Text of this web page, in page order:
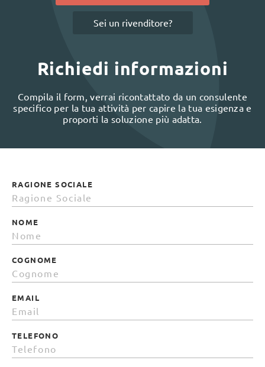
Sei un rivenditore?
Richiedi informazioni
Compila il form, verrai ricontattato da un consulente
specifico per la tua attività per capire la tua esigenza e
proporti la soluzione più adatta.
RAGIONE SOCIALE
NOME
COGNOME
EMAIL
TELEFONO